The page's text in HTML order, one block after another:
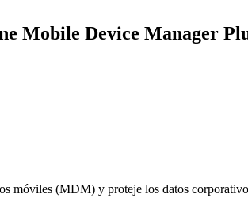
Mobile Device Manager
móviles (MDM) y proteje los datos